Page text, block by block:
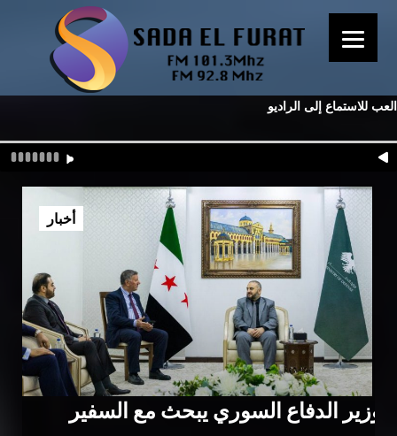
العب للاستماع إلى الراديو
وزير الدفاع السوري يبحث مع السفير
أخبار